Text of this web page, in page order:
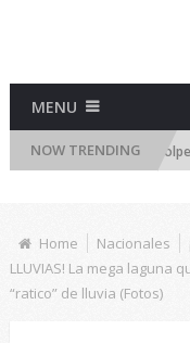
MENU
NOW TRENDING
emergencia por golpe de
Home Nacionales
LLUVIAS! La mega laguna
“ratico” de lluvia (Fotos)